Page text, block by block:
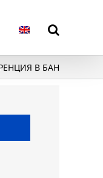
В БАН